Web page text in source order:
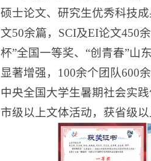
硕士论文、研究生优秀科技
文50余篇，SCI及EI论文450
杯”全国一等奖、“创青春”山
显著增强，100余个团队600
中央全国大学生暑期社会实
市级以上文体活动，获省级